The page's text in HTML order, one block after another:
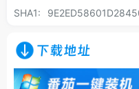
SHA1:
下载地址